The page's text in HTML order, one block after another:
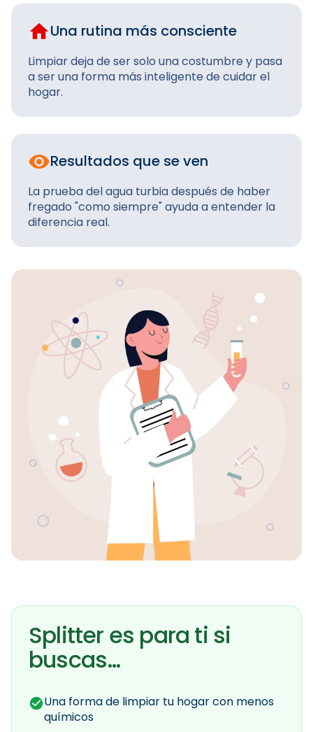
Una rutina más consciente
Limpiar deja de ser solo una costumbre y pasa
a ser una forma más inteligente de cuidar el
hogar.
Resultados que se ven
La prueba del agua turbia después de haber
fregado "como siempre" ayuda a entender la
diferencia real.
Splitter es para ti si
buscas…
Una forma de limpiar tu hogar con menos
químicos